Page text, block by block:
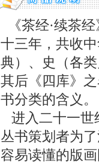
《茶经·续茶
十三年，共收
典）、史（各
其后《四库》
书分类的含义。
进入二十一世
丛书策划者为
容易读懂的版